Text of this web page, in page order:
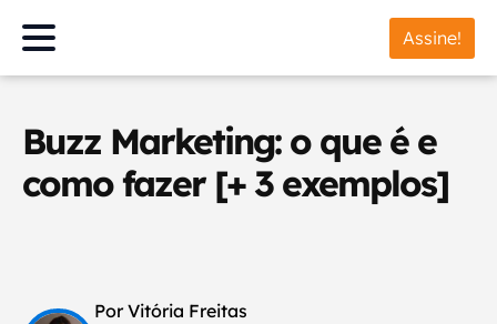
Assine!
Buzz Marketing: o que é e
como fazer [+ 3 exemplos]
Por Vitória Freitas